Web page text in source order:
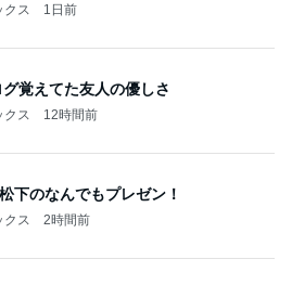
ス 1日前
覚えてた友人の優しさ
ス 12時間前
下のなんでもプレゼン！
ス 2時間前